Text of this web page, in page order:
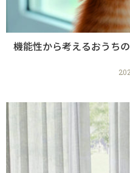
機能性から考えるおうち